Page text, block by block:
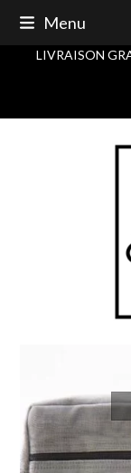
content
Menu
LIVRAISON